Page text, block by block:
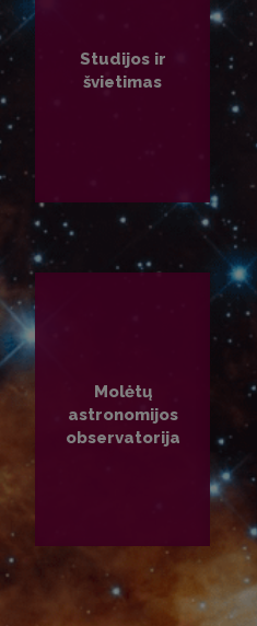
Studijos ir
švietimas
Molėtų
astronomijos
observatorija